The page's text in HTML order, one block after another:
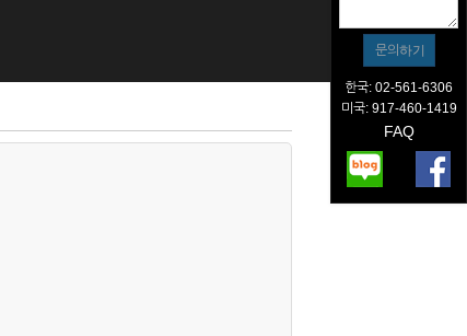
한국: 02-561-6306
미국: 917-460-1419
FAQ